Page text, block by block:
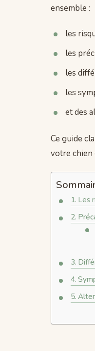
ensemble :
les
les
les
les
et des
Ce guide
votre chien
Les